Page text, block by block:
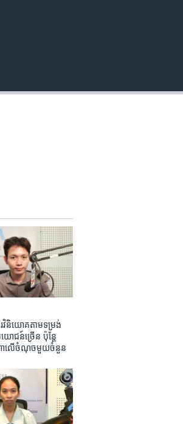
វិនិយោគ​តាម​ទម្រង់
ោជន៍​ច្រើន ប៉ុន្តែ​
ណា​លើ​ចំណុច​មួយ​ចំនួន